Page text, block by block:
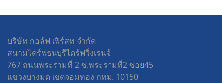
บริษัท กอล์ฟ เฟิร์สท จำกัด
สนามไดร์ฟธนบุรีไดร์ฟวิ่งเรนจ์
767 ถนนพระรามที่ 2 ซ.พระรามที่2 ซอย45
แขวงบางมด เขตจอมทอง กทม. 10150